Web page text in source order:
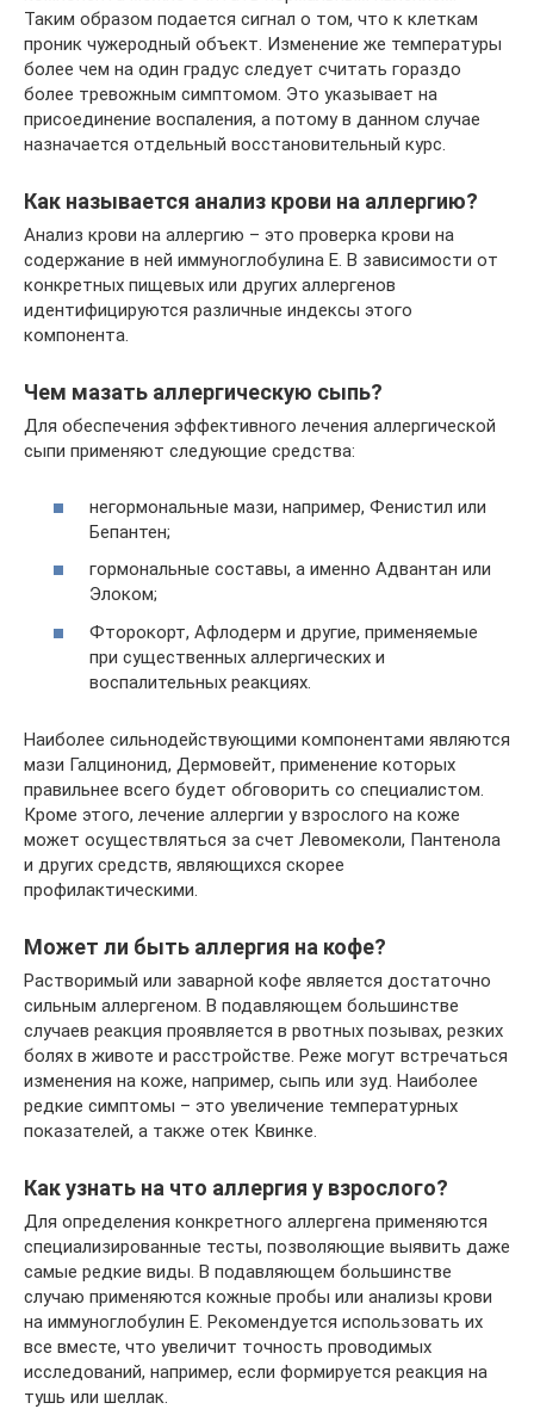
Таким образом подается сигнал о том, что к клеткам
проник чужеродный объект. Изменение же температуры
более чем на один градус следует считать гораздо
более тревожным симптомом. Это указывает на
присоединение воспаления, а потому в данном случае
назначается отдельный восстановительный курс.
Как называется анализ крови на аллергию?
Анализ крови на аллергию – это проверка крови на
содержание в ней иммуноглобулина Е. В зависимости от
конкретных пищевых или других аллергенов
идентифицируются различные индексы этого
компонента.
Чем мазать аллергическую сыпь?
Для обеспечения эффективного лечения аллергической
сыпи применяют следующие средства:
негормональные мази, например, Фенистил или
Бепантен;
гормональные составы, а именно Адвантан или
Элоком;
Фторокорт, Афлодерм и другие, применяемые
при существенных аллергических и
воспалительных реакциях.
Наиболее сильнодействующими компонентами являются
мази Галцинонид, Дермовейт, применение которых
правильнее всего будет обговорить со специалистом.
Кроме этого, лечение аллергии у взрослого на коже
может осуществляться за счет Левомеколи, Пантенола
и других средств, являющихся скорее
профилактическими.
Может ли быть аллергия на кофе?
Растворимый или заварной кофе является достаточно
сильным аллергеном. В подавляющем большинстве
случаев реакция проявляется в рвотных позывах, резких
болях в животе и расстройстве. Реже могут встречаться
изменения на коже, например, сыпь или зуд. Наиболее
редкие симптомы – это увеличение температурных
показателей, а также отек Квинке.
Как узнать на что аллергия у взрослого?
Для определения конкретного аллергена применяются
специализированные тесты, позволяющие выявить даже
самые редкие виды. В подавляющем большинстве
случаю применяются кожные пробы или анализы крови
на иммуноглобулин Е. Рекомендуется использовать их
все вместе, что увеличит точность проводимых
исследований, например, если формируется реакция на
тушь или шеллак.